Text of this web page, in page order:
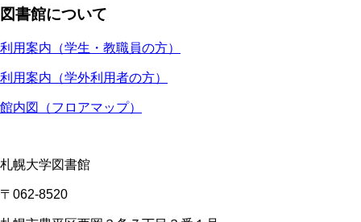
図書館について
利用案内（学生・教職員の方）
利用案内（学外利用者の方）
館内図（フロアマップ）
札幌大学図書館
〒062-8520